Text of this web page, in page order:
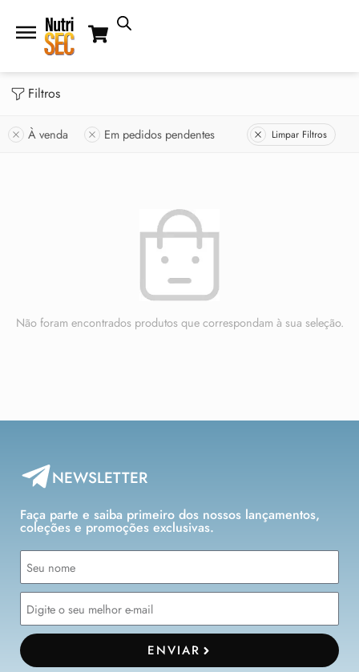
Filtros
À venda Em pedidos pendentes Limpar Filtros
Não foram encontrados produtos que correspondam à sua seleção.
NEWSLETTER
Faça parte e saiba primeiro dos nossos lançamentos,
coleções e promoções exclusivas.
ENVIAR